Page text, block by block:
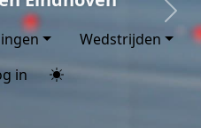
Next
Wedstrijden
in